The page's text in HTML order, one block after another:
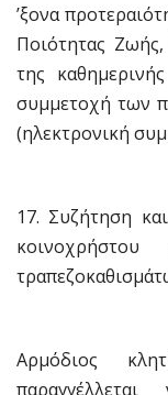
ʼξονα
Ποιότητας
της
συμμετοχή των
(ηλεκτρονική
17. Συζήτηση
Αρμόδιος